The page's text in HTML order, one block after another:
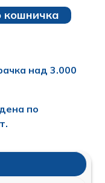
кошничка
над 3.000
по